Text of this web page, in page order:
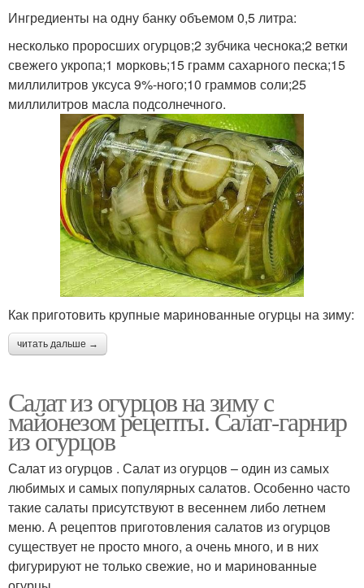
Ингредиенты на одну банку объемом 0,5 литра:
несколько проросших огурцов;2 зубчика чеснока;2 ветки
свежего укропа;1 морковь;15 грамм сахарного песка;15
миллилитров уксуса 9%-ного;10 граммов соли;25
миллилитров масла подсолнечного.
Как приготовить крупные маринованные огурцы на зиму:
читать дальше →
Салат из огурцов на зиму с
майонезом рецепты. Салат-гарнир
из огурцов
Салат из огурцов . Салат из огурцов – один из самых
любимых и самых популярных салатов. Особенно часто
такие салаты присутствуют в весеннем либо летнем
меню. А рецептов приготовления салатов из огурцов
существует не просто много, а очень много, и в них
фигурируют не только свежие, но и маринованные